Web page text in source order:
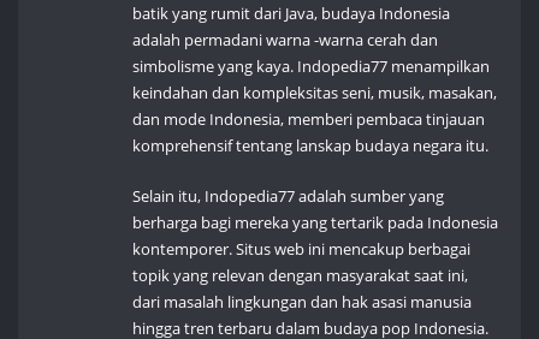
batik yang rumit dari Java, budaya Indonesia
adalah permadani warna -warna cerah dan
simbolisme yang kaya. Indopedia77 menampilkan
keindahan dan kompleksitas seni, musik, masakan,
dan mode Indonesia, memberi pembaca tinjauan
komprehensif tentang lanskap budaya negara itu.
Selain itu, Indopedia77 adalah sumber yang
berharga bagi mereka yang tertarik pada Indonesia
kontemporer. Situs web ini mencakup berbagai
topik yang relevan dengan masyarakat saat ini,
dari masalah lingkungan dan hak asasi manusia
hingga tren terbaru dalam budaya pop Indonesia.